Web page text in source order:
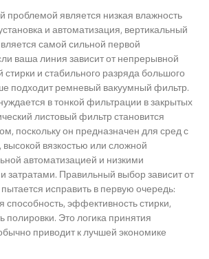
проблемой является низкая влажность
и автоматизация, вертикальный
самой сильной первой
ваша линия зависит от непрерывной
стирки и стабильного разряда большого
подходит ремневый вакуумный фильтр.
в тонкой фильтрации в закрытых
листовый фильтр становится
поскольку он предназначен для сред с
высокой вязкостью или сложной
автоматизацией и низкими
затратами. Правильный выбор зависит от
исправить в первую очередь:
способность, эффективность стирки,
полировки. Это логика принятия
приводит к лучшей экономике